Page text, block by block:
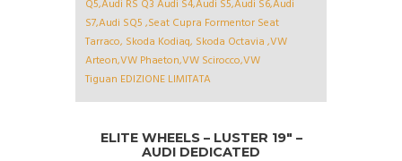
ELITE WHEELS – LUSTER 19″ –
AUDI DEDICATED